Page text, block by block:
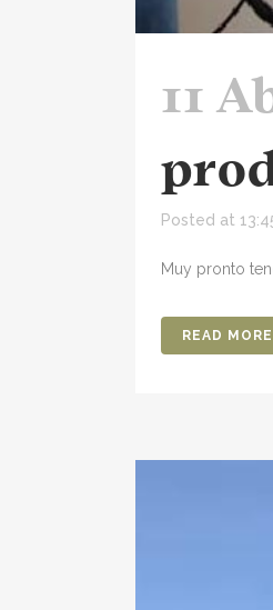
11
Posted at
Muy pronto
READ MORE